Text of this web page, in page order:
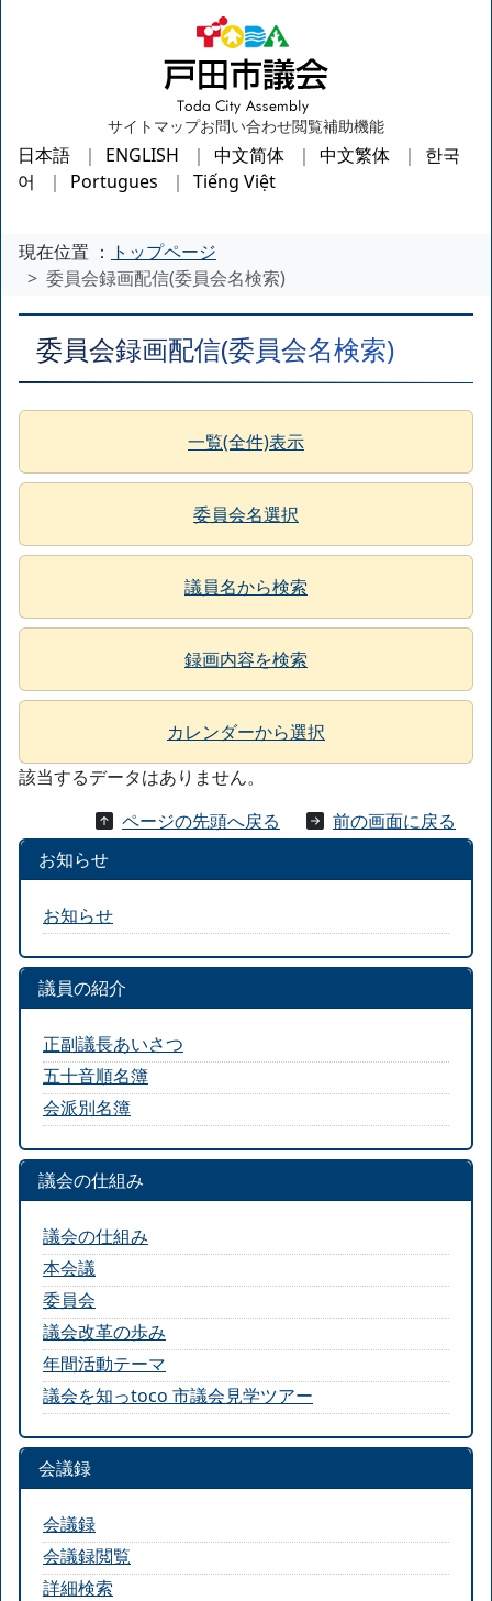
サイトマップお問い合わせ閲覧補助機能
日本語 ENGLISH 中文简体 中文繁体
한국
어
Portugues Tiếng Việt
現在位置 ： トップページ
委員会録画配信(委員会名検索)
委員会録画配信(委員会名検索)
一覧(全件)表示
委員会名選択
議員名から検索
録画内容を検索
カレンダーから選択
該当するデータはありません。
ページの先頭へ戻る
前の画面に戻る
お知らせ
お知らせ
議員の紹介
正副議長あいさつ
五十音順名簿
会派別名簿
議会の仕組み
議会の仕組み
本会議
委員会
議会改革の歩み
年間活動テーマ
議会を知っtoco 市議会見学ツアー
会議録
会議録
会議録閲覧
詳細検索